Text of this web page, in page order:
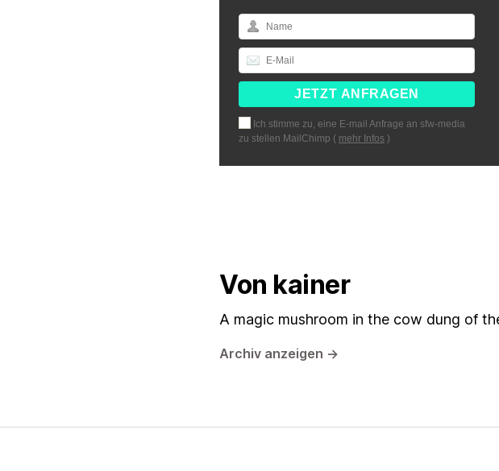
Ich stimme zu, eine E-mail Anfrage an sfw-media
zu stellen MailChimp ( mehr Infos )
Von kainer
A magic mushroom in the cow dung of
Archiv anzeigen →